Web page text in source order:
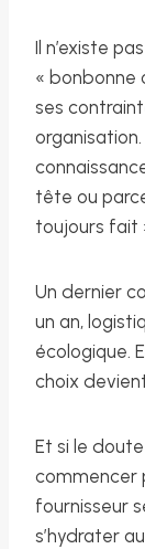
Il n’existe
« bonbonne
ses
tête ou
toujours fait
Un dernier
un an,
écologique.
choix
Et si le
commencer
fournisseur
s’hydrater